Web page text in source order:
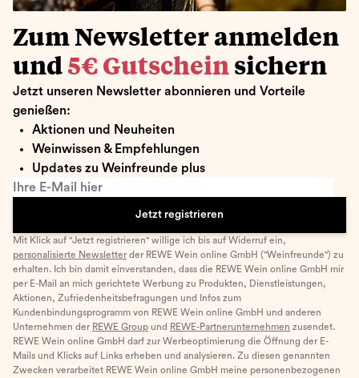
Zum Newsletter anmelden
und 5€ Gutschein sichern
Jetzt unseren Newsletter abonnieren und Vorteile
genießen:
Aktionen und Neuheiten
Weinwissen & Empfehlungen
Updates zu Weinfreunde plus
Ihre E-Mail hier
Jetzt registrieren
Mit Klick auf "Jetzt registrieren" willige ich bis auf Widerruf ein,
personalisierte Newsletter der REWE Wein online GmbH ("Weinfreunde") zu
erhalten. Ich bin damit einverstanden, dass die REWE Wein online GmbH mir
per E-Mail an mich gerichtete Werbung zu Produkten, Dienstleistungen,
Aktionen, Zufriedenheitsbefragungen und Infos zum
Kundenbindungsprogramm von REWE Wein online GmbH und anderen
Unternehmen der REWE Group und REWE-Partnerunternehmen zusendet.
REWE Wein online GmbH darf zur Werbeoptimierung die Öffnung der E-
Mails und Klicks auf Links erheben und analysieren. Zu diesen genannten
Zwecken verarbeitet REWE Wein online GmbH meine personenbezogenen